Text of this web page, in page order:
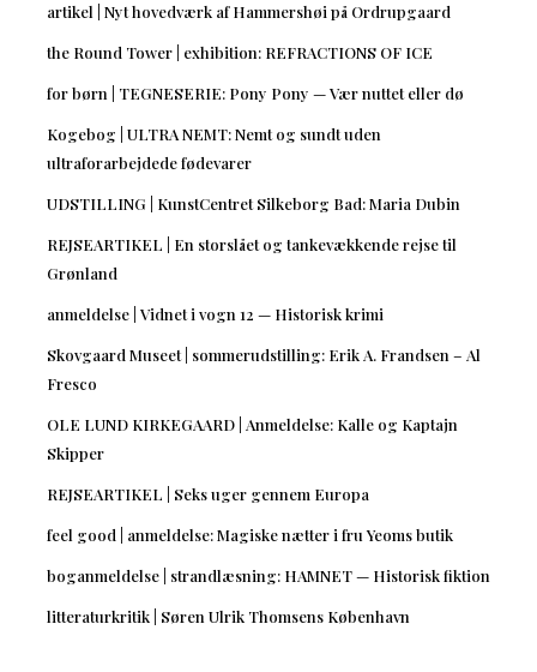
artikel | Nyt hovedværk af Hammershøi på Ordrupgaard
the Round Tower | exhibition: REFRACTIONS OF ICE
for børn | TEGNESERIE: Pony Pony — Vær nuttet eller dø
Kogebog | ULTRA NEMT: Nemt og sundt uden
ultraforarbejdede fødevarer
UDSTILLING | KunstCentret Silkeborg Bad: Maria Dubin
REJSEARTIKEL | En storslået og tankevækkende rejse til
Grønland
anmeldelse | Vidnet i vogn 12 — Historisk krimi
Skovgaard Museet | sommerudstilling: Erik A. Frandsen – Al
Fresco
OLE LUND KIRKEGAARD | Anmeldelse: Kalle og Kaptajn
Skipper
REJSEARTIKEL | Seks uger gennem Europa
feel good | anmeldelse: Magiske nætter i fru Yeoms butik
boganmeldelse | strandlæsning: HAMNET — Historisk fiktion
litteraturkritik | Søren Ulrik Thomsens København